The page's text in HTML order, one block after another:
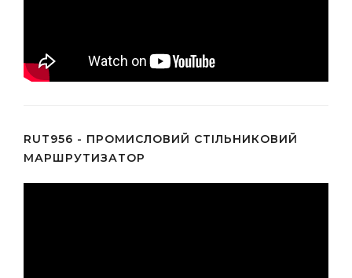
RUT956 - ПРОМИСЛОВИЙ СТІЛЬНИКОВИЙ
МАРШРУТИЗАТОР